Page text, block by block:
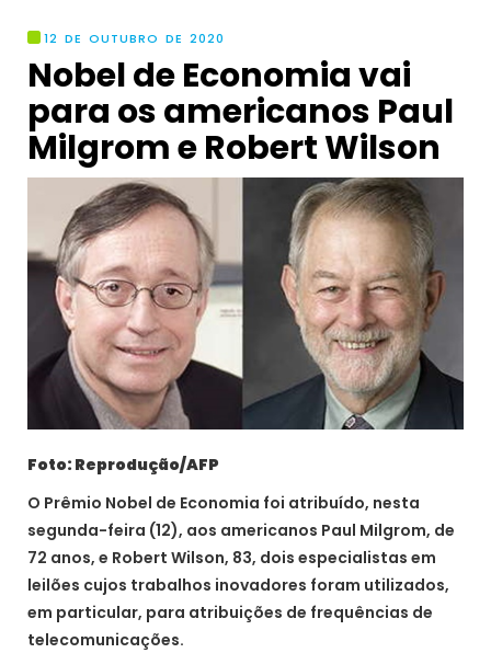
12 DE OUTUBRO DE 2020
Nobel de Economia vai
para os americanos Paul
Milgrom e Robert Wilson
Foto: Reprodução/AFP
O Prêmio Nobel de Economia foi atribuído, nesta
segunda-feira (12), aos americanos Paul Milgrom, de
72 anos, e Robert Wilson, 83, dois especialistas em
leilões cujos trabalhos inovadores foram utilizados,
em particular, para atribuições de frequências de
telecomunicações.